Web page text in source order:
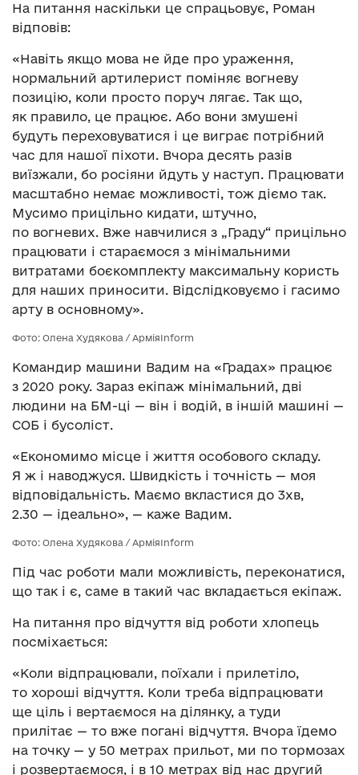
На питання наскільки це спрацьовує, Роман
відповів:
«Навіть якщо мова не йде про ураження,
нормальний артилерист поміняє вогневу
позицію, коли просто поруч лягає. Так що,
як правило, це працює. Або вони змушені
будуть переховуватися і це виграє потрібний
час для нашої піхоти. Вчора десять разів
виїзжали, бо росіяни йдуть у наступ. Працювати
масштабно немає можливості, тож діємо так.
Мусимо прицільно кидати, штучно,
по вогневих. Вже навчилися з „Граду“ прицільно
працювати і стараємося з мінімальними
витратами боєкомплекту максимальну користь
для наших приносити. Відслідковуємо і гасимо
арту в основному».
Фото: Олена Худякова / АрміяInform
Командир машини Вадим на «Градах» працює
з 2020 року. Зараз екіпаж мінімальний, дві
людини на БМ-ці — він і водій, в іншій машині —
СОБ і бусоліст.
«Економимо місце і життя особового складу.
Я ж і наводжуся. Швидкість і точність — моя
відповідальність. Маємо вкластися до 3хв,
2.30 — ідеально», — каже Вадим.
Фото: Олена Худякова / АрміяInform
Під час роботи мали можливість, переконатися,
що так і є, саме в такий час вкладається екіпаж.
На питання про відчуття від роботи хлопець
посміхається:
«Коли відпрацювали, поїхали і прилетіло,
то хороші відчуття. Коли треба відпрацювати
ще ціль і вертаємося на ділянку, а туди
прилітає — то вже погані відчуття. Вчора їдемо
на точку — у 50 метрах прильот, ми по тормозах
і розвертаємося, і в 10 метрах від нас другий